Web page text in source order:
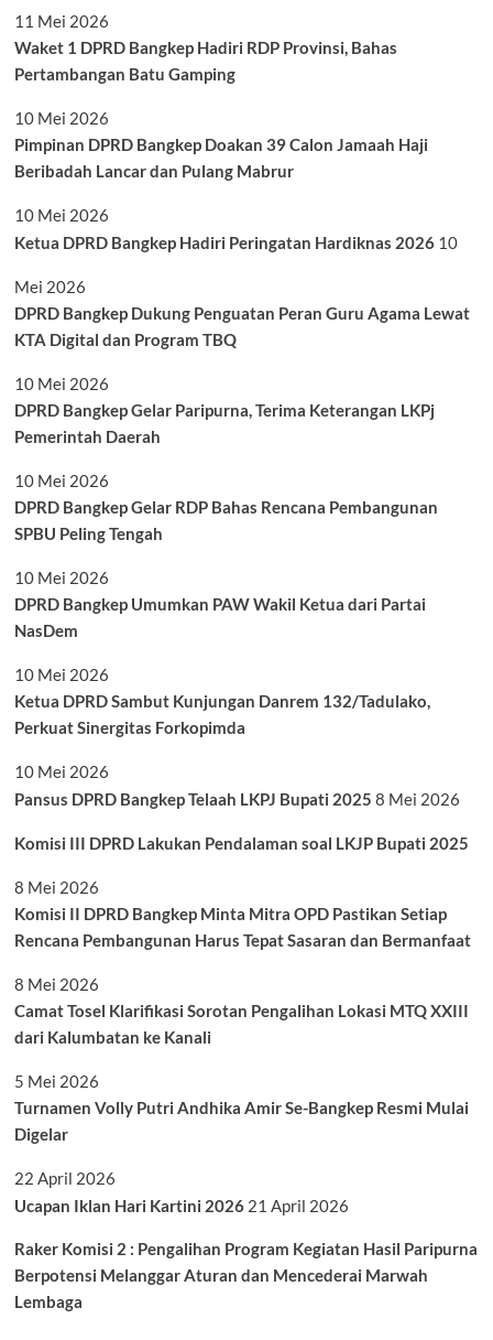
11 Mei 2026
Waket 1 DPRD Bangkep Hadiri RDP Provinsi, Bahas
Pertambangan Batu Gamping
10 Mei 2026
Pimpinan DPRD Bangkep Doakan 39 Calon Jamaah Haji
Beribadah Lancar dan Pulang Mabrur
10 Mei 2026
Ketua DPRD Bangkep Hadiri Peringatan Hardiknas 2026 10
Mei 2026
DPRD Bangkep Dukung Penguatan Peran Guru Agama Lewat
KTA Digital dan Program TBQ
10 Mei 2026
DPRD Bangkep Gelar Paripurna, Terima Keterangan LKPj
Pemerintah Daerah
10 Mei 2026
DPRD Bangkep Gelar RDP Bahas Rencana Pembangunan
SPBU Peling Tengah
10 Mei 2026
DPRD Bangkep Umumkan PAW Wakil Ketua dari Partai
NasDem
10 Mei 2026
Ketua DPRD Sambut Kunjungan Danrem 132/Tadulako,
Perkuat Sinergitas Forkopimda
10 Mei 2026
Pansus DPRD Bangkep Telaah LKPJ Bupati 2025 8 Mei 2026
Komisi III DPRD Lakukan Pendalaman soal LKJP Bupati 2025
8 Mei 2026
Komisi II DPRD Bangkep Minta Mitra OPD Pastikan Setiap
Rencana Pembangunan Harus Tepat Sasaran dan Bermanfaat
8 Mei 2026
Camat Tosel Klarifikasi Sorotan Pengalihan Lokasi MTQ XXIII
dari Kalumbatan ke Kanali
5 Mei 2026
Turnamen Volly Putri Andhika Amir Se-Bangkep Resmi Mulai
Digelar
22 April 2026
Ucapan Iklan Hari Kartini 2026 21 April 2026
Raker Komisi 2 : Pengalihan Program Kegiatan Hasil Paripurna
Berpotensi Melanggar Aturan dan Mencederai Marwah
Lembaga